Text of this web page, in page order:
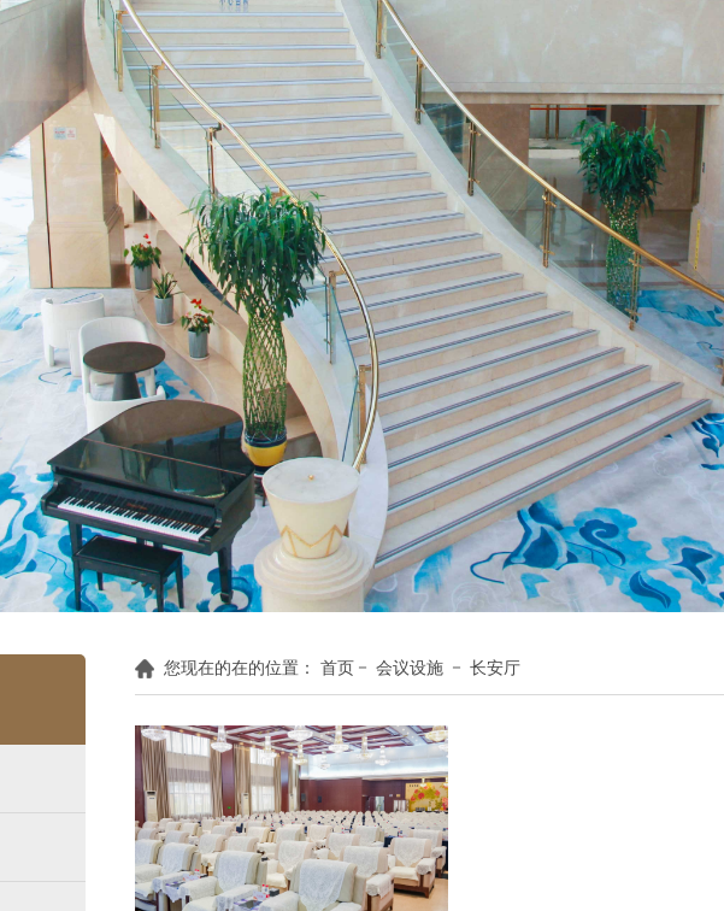
您现在的在的位置： 首页 － 会议设施 － 长安厅